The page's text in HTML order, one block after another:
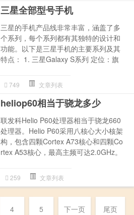
三星全部型号手机
三星的手机产品线非常丰富，涵盖了多
个系列，每个系列都有其独特的设计和
功能。以下是三星手机的主要系列及其
特点： 1. 三星Galaxy S系列 定位：旗
749 文章列表
heliop60相当于骁龙多少
联发科Helio P60处理器相当于骁龙660
处理器。Helio P60采用八核心大小核架
构，包含四颗Cortex A73核心和四颗Co
rtex A53核心，最高主频可达2.0GHz。
259 文章列表
4 5 下一页 尾页